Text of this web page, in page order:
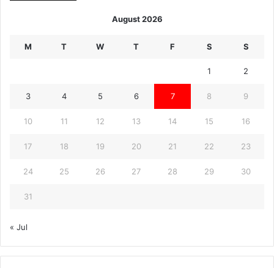
August 2026
M T W T F S S
1 2
3 4 5 6 7 8 9
10 11 12 13 14 15 16
17 18 19 20 21 22 23
24 25 26 27 28 29 30
31
« Jul